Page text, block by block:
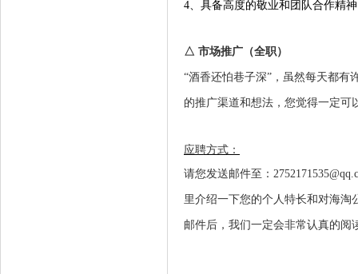
4、具备高度的敬业和团队合作精
△ 市场推广 （全职）
“酒香还怕巷子深”，虽然每天都有
的推广渠道和想法，您觉得一定可
应聘方式：
请您发送邮件至：
里介绍一下您的个人特长和对海淘
邮件后，我们一定会非常认真的阅